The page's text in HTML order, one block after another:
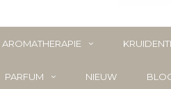
AROMATHERAPIE
PARFUM NIEUW